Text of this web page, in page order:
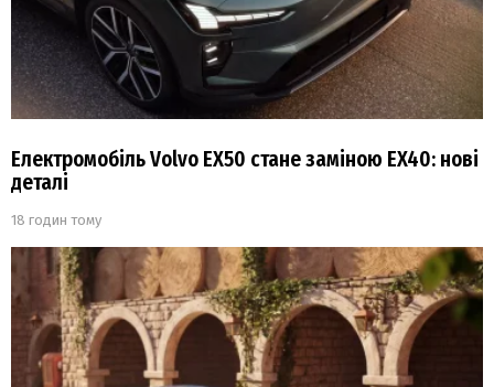
Електромобіль Volvo EX50 стане заміною EX40: нові
деталі
18 годин тому